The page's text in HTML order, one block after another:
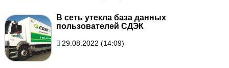
В сеть утекла база данных
пользователей СДЭК
29.08.2022 (14:09)